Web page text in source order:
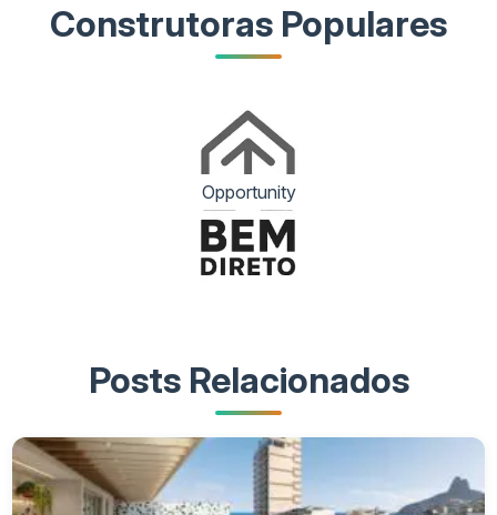
Construtoras Populares
Opportunity
Posts Relacionados